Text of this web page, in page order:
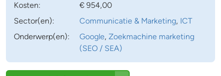
Kosten:
€ 954,00
Sector(en):
Communicatie & Marketing, ICT
Onderwerp(en):
Google,Zoekmachine marketing
(SEO / SEA)